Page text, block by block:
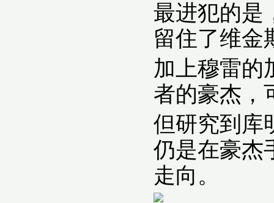
最进犯的是
留住了维金
加上穆雷的
者的豪杰，
但研究到库
仍是在豪杰
走向。